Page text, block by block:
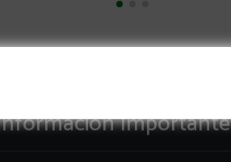
Importante